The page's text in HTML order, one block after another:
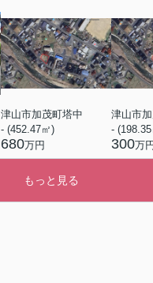
津山市加茂町塔中
- (452.47㎡)
680万円
津山市
-
300万円
もっと見る